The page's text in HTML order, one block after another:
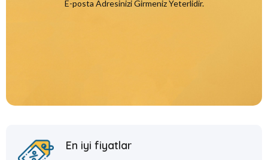
E-posta Adresinizi Girmeniz Yeterlidir.
En iyi fiyatlar